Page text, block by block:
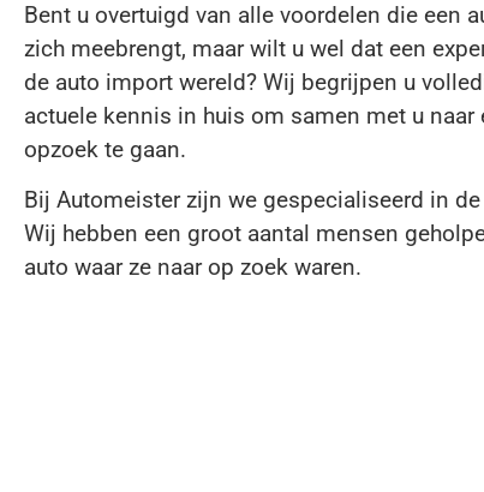
Bent u overtuigd van alle voordelen die een
zich meebrengt, maar wilt u wel dat een
de auto import wereld? Wij begrijpen u
actuele kennis in huis om samen met u naar
opzoek te gaan.
Bij Automeister zijn we gespecialiseerd in de
Wij hebben een groot aantal mensen
auto waar ze naar op zoek waren.